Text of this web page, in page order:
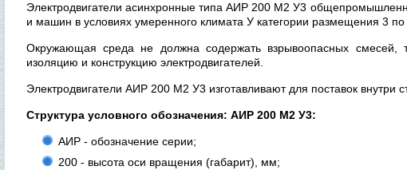
Электродвигатели асинхронные типа АИР 200 М2 У3
и машин в условиях умеренного климата У категории размещения 3
Окружающая среда не должна содержать взрывоопасных
изоляцию и конструкцию электродвигателей.
Электродвигатели АИР 200 М2 У3 изготавливают для поставок внутри
Структура условного обозначения: АИР 200 М2 У3:
АИР - обозначение серии;
200 - высота оси вращения (габарит), мм;